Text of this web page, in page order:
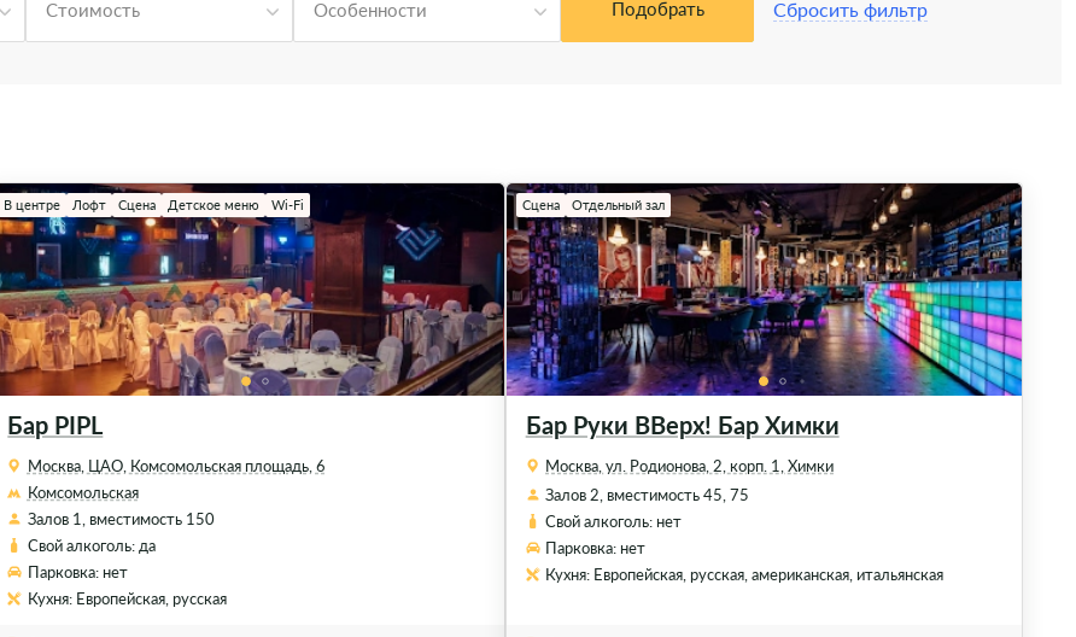
Стоимость Особенности Подобрать Сбросить фильтр
Бар PIPL
В центре Лофт Сцена Детское меню Wi-Fi
Москва, ЦАО, Комсомольская площадь, 6
Комсомольская
Залов 1, вместимость 150
Свой алкоголь: да
Парковка: нет
Кухня: Европейская, русская
Бар Руки ВВерх! Бар Химки
Сцена Отдельный зал
Москва, ул. Родионова, 2, корп. 1, Химки
Залов 2, вместимость 45, 75
Свой алкоголь: нет
Парковка: нет
Кухня: Европейская, русская, американская, итальянская